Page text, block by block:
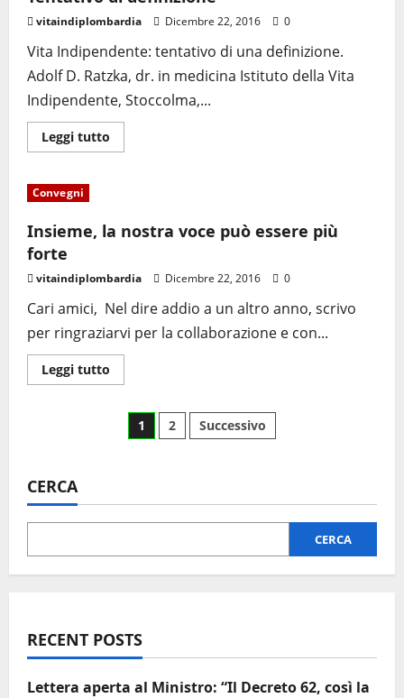
vitaindiplombardia Dicembre 22, 2016 0
Vita Indipendente: tentativo di una definizione.
Adolf D. Ratzka, dr. in medicina Istituto della Vita
Indipendente, Stoccolma,...
Leggi tutto
Convegni
Insieme, la nostra voce può essere più
forte
vitaindiplombardia Dicembre 22, 2016 0
Cari amici, Nel dire addio a un altro anno, scrivo
per ringraziarvi per la collaborazione e con...
Leggi tutto
1 2 Successivo
CERCA
CERCA
RECENT POSTS
Lettera aperta al Ministro: “Il Decreto 62, così la